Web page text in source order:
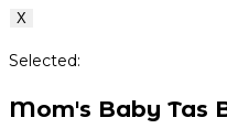
X
Selected:
Mom's Baby Tas